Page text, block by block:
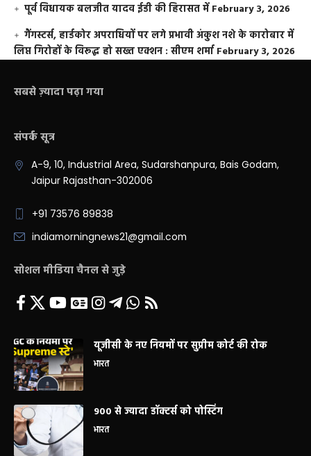
पूर्व विधायक बलजीत यादव ईडी की हिरासत में February 3, 2026
गैंगस्टर्स, हार्डकोर अपराधियों पर लगे प्रभावी अंकुश नशे के कारोबार में
लिप्त गिरोहों के विरूद्ध हो सख्त एक्शन : सीएम शर्मा February 3, 2026
सबसे ज़्यादा पढ़ा गया
संपर्क सूत्र
A-9, 10, Industrial Area, Sudarshanpura, Bais Godam,
Jaipur Rajasthan-302006
+91 73576 89838
indiamorningnews21@gmail.com
सोशल मीडिया चैनल से जुड़े
यूजीसी के नए नियमों पर सुप्रीम कोर्ट की रोक
भारत
900 से ज्यादा डॉक्टर्स को पोस्टिंग
भारत